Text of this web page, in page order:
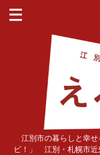
江別市の暮らしと幸
ビ！」 江別・札幌市近